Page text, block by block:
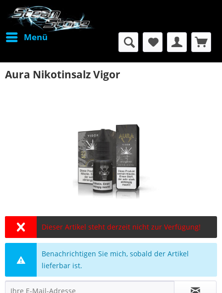
Menü
Aura Nikotinsalz Vigor
Dieser Artikel steht derzeit nicht zur Verfügung!
Benachrichtigen Sie mich, sobald der Artikel
lieferbar ist.